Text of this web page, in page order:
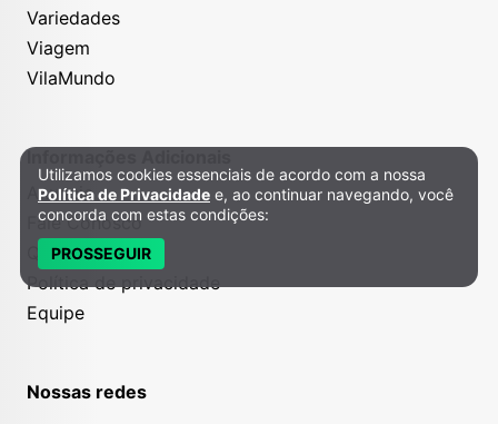
Variedades
Viagem
VilaMundo
Informações Adicionais
Anuncie
Fale Conosco
Quem somos
Política de privacidade
Equipe
Nossas redes
Política de Privacidade e Cookies
Utilizamos cookies essenciais de acordo com a nossa
Política de Privacidade e, ao continuar navegando, você
concorda com estas condições:
PROSSEGUIR